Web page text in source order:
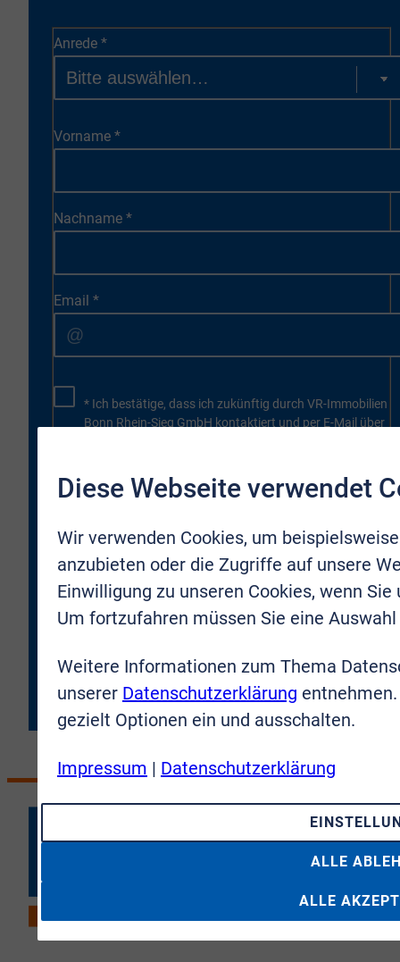
Anrede *
Vorname *
Nachname *
Email *
* Ich bestätige, dass ich zukünftig durch VR-Immobilien
Bonn Rhein-Sieg GmbH kontaktiert und per E-Mail über
Zukunft zurücknehmen.
Datenschutzbestimmungengelesen und verstanden
habe. Ich erkläre mich damit einverstanden, dass meine
Daten an die VR-Immobilien Bonn Rhein-Sieg GmbH
übermittelt werden.
JETZT ANMELDEN
Diese Webseite verwendet
Wir verwenden Cookies, um
anzubieten oder die Zugriffe auf unsere
Einwilligung zu unseren Cookies, wenn
Um fortzufahren müssen Sie eine
Weitere Informationen zum Thema
unserer Datenschutzerklärung
gezielt Optionen ein und ausschalten.
Impressum | Datenschutzerklärung
ALLE
ALLE